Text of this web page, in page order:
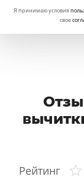
Я принимаю условия
свое
Рейтинг